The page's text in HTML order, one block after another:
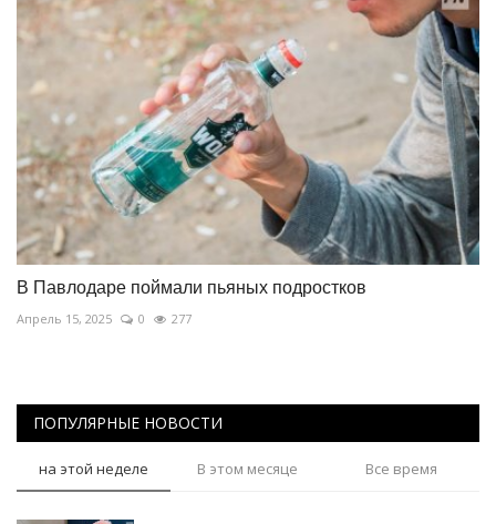
В Павлодаре поймали пьяных подростков
Апрель 15, 2025 0 277
ПОПУЛЯРНЫЕ НОВОСТИ
на этой неделе В этом месяце Все время